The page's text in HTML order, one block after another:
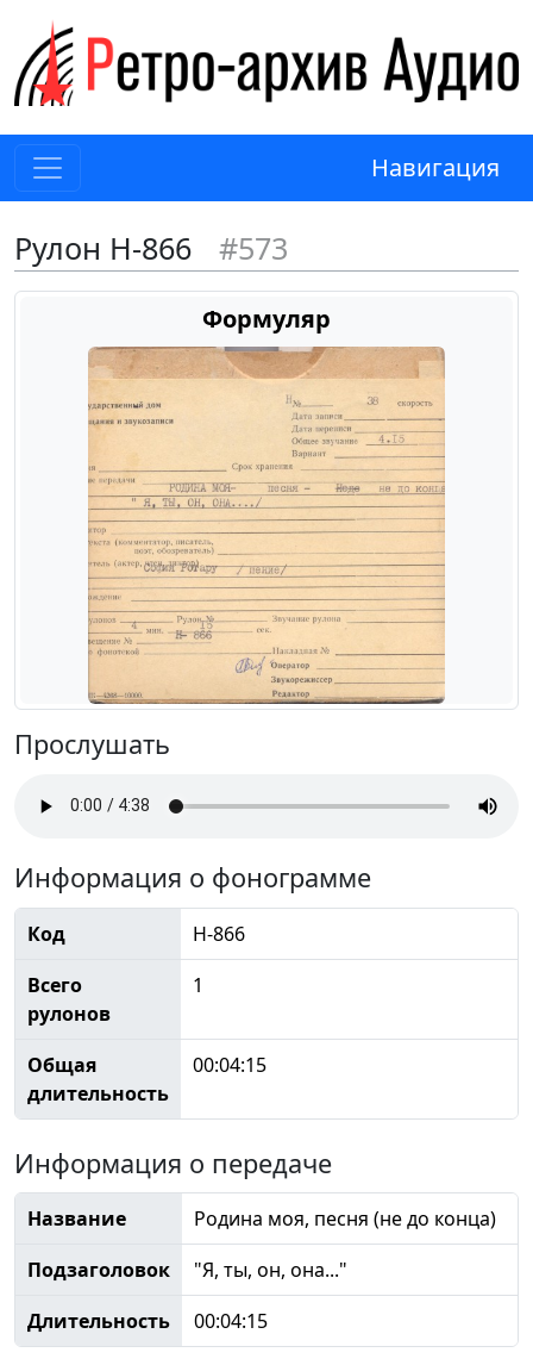
Навигация
Рулон Н-866 #573
Формуляр
Прослушать
Информация о фонограмме
Код
Н-866
Всего
рулонов
1
Общая
длительность
00:04:15
Информация о передаче
Название
Родина моя, песня (не до конца)
Подзаголовок
"Я, ты, он, она..."
Длительность
00:04:15